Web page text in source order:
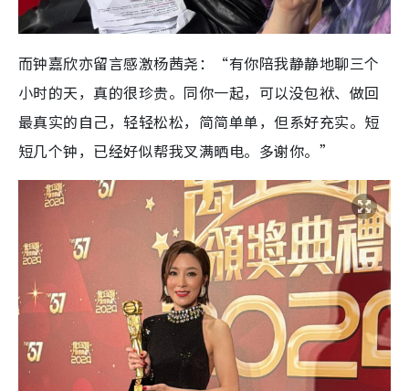
而钟嘉欣亦留言感激杨茜尧：“有你陪我静静地聊三个
小时的天，真的很珍贵。同你一起，可以没包袱、做回
最真实的自己，轻轻松松，简简单单，但系好充实。短
短几个钟，已经好似帮我叉满晒电。多谢你。”